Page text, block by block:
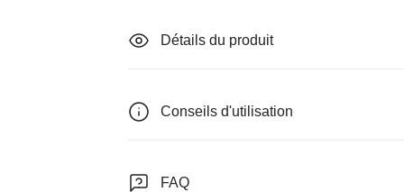
Détails du produit
Conseils d'utilisation
FAQ